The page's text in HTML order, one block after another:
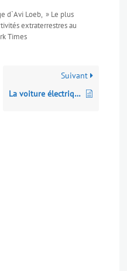
d`Avi Loeb, » Le plus
extraterrestres au
Times
Suivant
La voiture électrique : zoom sur une solution de décarbonation légitime mais imparfaite